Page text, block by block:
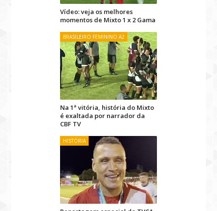
Vídeo: veja os melhores
momentos de Mixto 1 x 2 Gama
BRASILEIRO FEMININO A2
Na 1ª vitória, história do Mixto
é exaltada por narrador da
CBF TV
HISTÓRIA